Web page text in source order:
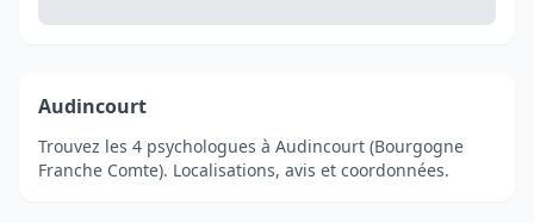
Audincourt
Trouvez les 4 psychologues à Audincourt (Bourgogne
Franche Comte). Localisations, avis et coordonnées.